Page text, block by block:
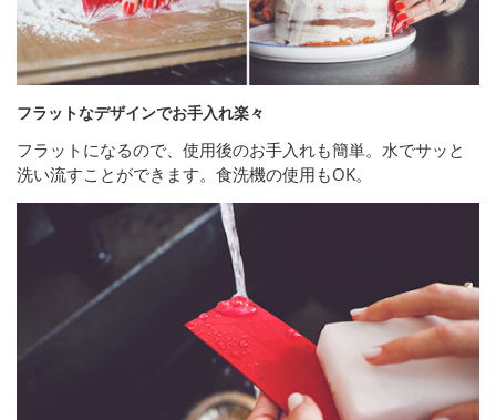
フラットなデザインでお手入れ楽々
フラットになるので、使用後のお手入れも簡単。水でサッと
洗い流すことができます。食洗機の使用もOK。